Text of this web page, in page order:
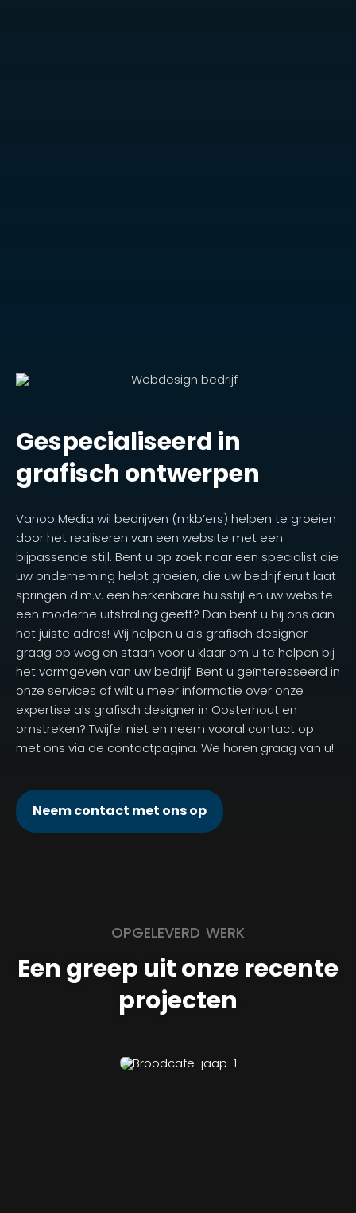
Gespecialiseerd in
grafisch ontwerpen
Vanoo Media wil bedrijven (mkb’ers) helpen te groeien
door het realiseren van een website met een
bijpassende stijl. Bent u op zoek naar een specialist die
uw onderneming helpt groeien, die uw bedrijf eruit laat
springen d.m.v. een herkenbare huisstijl en uw website
een moderne uitstraling geeft? Dan bent u bij ons aan
het juiste adres! Wij helpen u als grafisch designer
graag op weg en staan voor u klaar om u te helpen bij
het vormgeven van uw bedrijf. Bent u geïnteresseerd in
onze services of wilt u meer informatie over onze
expertise als grafisch designer in Oosterhout en
omstreken? Twijfel niet en neem vooral contact op
met ons via de contactpagina. We horen graag van u!
Neem contact met ons op
OPGELEVERD WERK
Een greep uit onze recente
projecten